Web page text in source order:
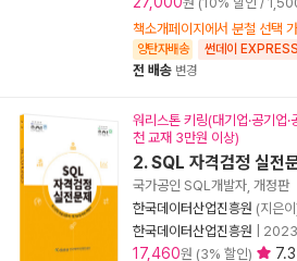
책소개페이지에서 분철 선택
양탄자배송 썬데이 EXPRESS
전 배송 변경
워리스톤 키링(대기업·공기업
천 교재 3만원 이상)
2. SQL 자격검정 실전
국가공인 SQL개발자, 개정판
한국데이터산업진흥원 (지은
한국데이터산업진흥원
17,460원 (3% 할인) 7.3